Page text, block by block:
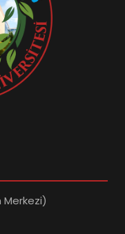
Merkezi)